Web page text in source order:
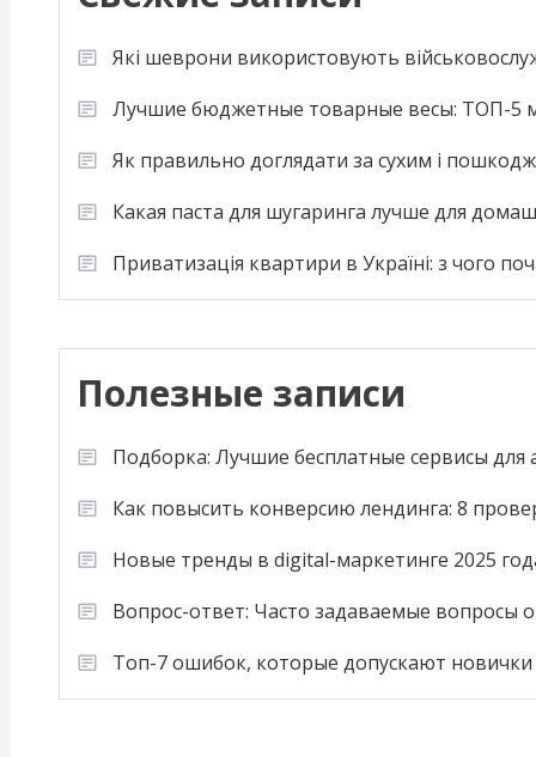
Які шеврони використовують
Лучшие бюджетные товарные весы: ТОП-5
Як правильно доглядати за сухим і
Какая паста для шугаринга лучше для
Приватизація квартири в Україні: з чого
Полезные записи
Подборка: Лучшие бесплатные сервисы
Как повысить конверсию лендинга: 8
Новые тренды в digital-маркетинге 2025
Вопрос-ответ: Часто задаваемые вопросы
Топ-7 ошибок, которые допускают